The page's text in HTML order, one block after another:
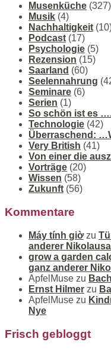
Musenküche (327)
Musik (4)
Nachhaltigkeit
Podcast (17)
Psychologie (5)
Rezension (15)
Saarland (60)
Seelennahrung
Seminare (6)
Serien (1)
So schön ist es
Technologie (42)
Überraschend:
Very British (41)
Von einer die
Vorträge (20)
Wissen (58)
Zukunft (56)
Kommentare
Máy tính giờzu
anderer
grow a garden
ganz anderer
ApfelMuse zu
Ernst Hilmer zu
ApfelMuse zu
Nye
Frisch gebloggt